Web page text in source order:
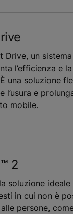
Drive, un
l’efficienza e
una soluzione
l’usura e
mobile.
2
soluzione
in cui non è
persone,